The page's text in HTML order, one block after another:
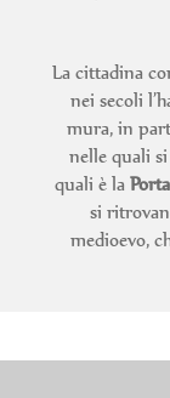
La cittadina
nei secoli
mura, in
nelle quali
quali è la
si
medioevo,